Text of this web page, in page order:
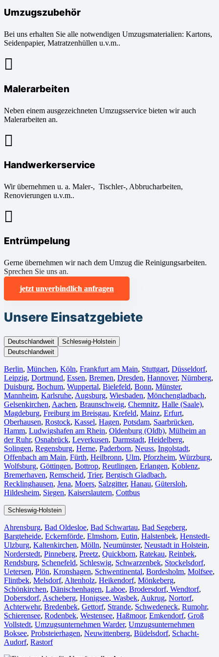
Umzugszubehör
Bei uns erhalten Sie alle notwendigen Umzugsmaterialien: Kartons,
Seidenpapier, Matratzenhüllen u.v.m..
Malerarbeiten
Neben einem ausgezeichneten Umzugsservice bieten wir auch
Malerarbeiten an.
Handwerkerservice
Wir übernehmen u. a. Maler-, Tischler-, Abbrucharbeiten,
Renovierungen u.v.m..
Entrümpelung
Gerne übernehmen wir nach dem Umzug die Reinigungsarbeiten.
Sprechen Sie uns an.
jetzt unverbindlich anfragen
Unsere Einsatzgebiete
Deutschlandweit
Schleswig-Holstein
Deutschlandweit
Berlin⁠, München, Köln⁠, Frankfurt am Main, Stuttgart, Düsseldorf,
Leipzig, Dortmund, Essen, Bremen, Dresden, Hannover, Nürnberg,
Duisburg⁠, Bochum, Wuppertal⁠, Bielefeld⁠, Bonn⁠, Münster⁠,
Mannheim, Karlsruhe, Augsburg, Wiesbaden⁠, Mönchengladbach⁠,
Gelsenkirchen⁠, Aachen⁠, Braunschweig, Chemnitz⁠, Halle (Saale)⁠,
Magdeburg, Freiburg im Breisgau⁠, Krefeld⁠, Mainz⁠, Erfurt,
Oberhausen⁠, Rostock⁠, Kassel⁠, Hagen, Potsdam, Saarbrücken⁠,
Hamm, Ludwigshafen am Rhein⁠, Oldenburg (Oldb), Mülheim an
der Ruhr, Osnabrück⁠, Leverkusen, Darmstadt⁠, Heidelberg,
Solingen, Regensburg, Herne⁠, Paderborn, Neuss, Ingolstadt,
Offenbach am Main, Fürth⁠, Heilbronn, Ulm⁠, Pforzheim, Würzburg,
Wolfsburg⁠, Göttingen, Bottrop, Reutlingen, Erlangen⁠, Koblenz,
Bremerhaven⁠, Remscheid, Trier⁠, Bergisch Gladbach,
Recklinghausen, Jena⁠, Moers⁠, Salzgitter⁠, Hanau, Gütersloh,
Hildesheim⁠, Siegen⁠, Kaiserslautern⁠, Cottbus⁠
Schleswig-Holstein
Ahrensburg, Bad Oldesloe, Bad Schwartau, Bad Segeberg,
Bargteheide, Eckernförde, Elmshorn, Eutin, Halstenbek, Henstedt-
Ulzburg, Kaltenkirchen, Mölln, Neumünster, Neustadt in Holstein,
Norderstedt, Pinneberg, Preetz, Quickborn, Ratekau, Reinbek,
Rendsburg, Schenefeld, Schleswig, Schwarzenbek, Stockelsdorf,
Uetersen, Plön, Kronshagen, Schwentinental, Bordesholm, Molfsee,
Flintbek, Melsdorf, Altenholz, Heikendorf, Mönkeberg,
Schönkirchen, Dänischenhagen, Laboe, Brodersdorf, Wendtorf,
Dobersdorf, Ascheberg, Honigsee, Wasbek, Aukrug, Nortorf,
Achterwehr, Bredenbek, Gettorf, Strande, Schwedeneck, Rumohr,
Schierensee, Rodenbek, Westensee, Haßmoor, Emkendorf, Groß
Vollstedt, Umzugsunternehmen Warder, Umzugsunternehmen
Boksee, Probsteierhagen, Neuwittenberg, Büdelsdorf, Schacht-
Audorf, Rastorf